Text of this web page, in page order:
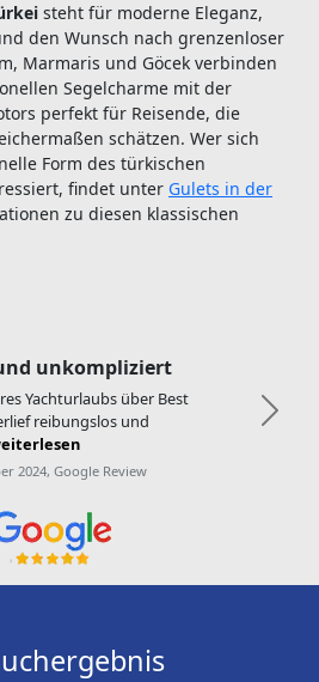
steht für moderne Eleganz,
den Wunsch nach grenzenloser
Marmaris und Göcek verbinden
Segelcharme mit der
perfekt für Reisende, die
schätzen. Wer sich
Form des türkischen
findet unter Gulets in der
zu diesen klassischen
unkompliziert
Yachturlaubs über Best
reibungslos und
2024, Google Review